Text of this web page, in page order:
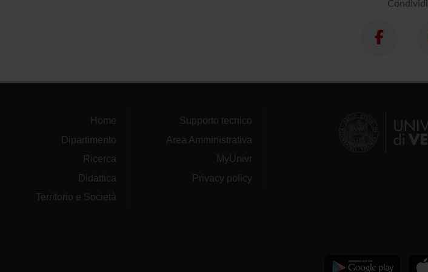
Condividi
Home
Dipartimento
Ricerca
Didattica
Territorio e Società
Supporto tecnico
Area Amministrativa
MyUnivr
Privacy policy